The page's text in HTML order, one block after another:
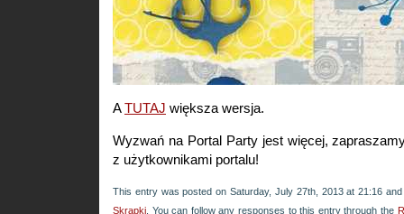
ATUTAJ większa wersja.
Wyzwań na Portal Party jest więcej,
z użytkownikami portalu!
This entry was posted on Saturday, July 27th, 2013 at 21:16
Skrapki . You can follow any responses to this entry through the